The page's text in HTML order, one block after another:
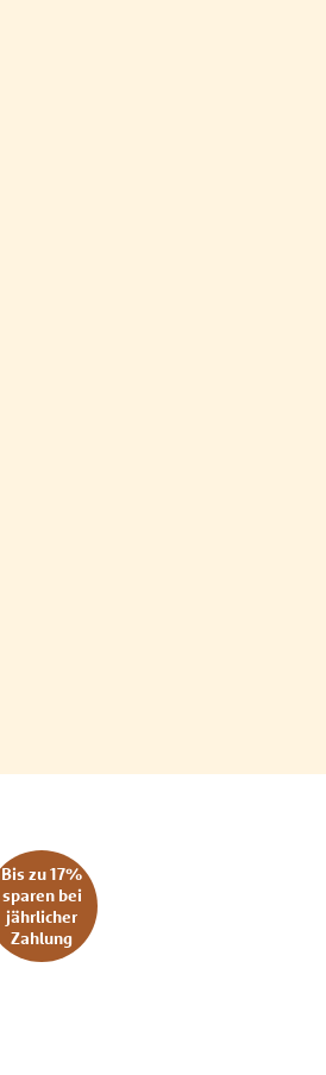
Bis zu 17%
sparen bei
jährlicher
Zahlung